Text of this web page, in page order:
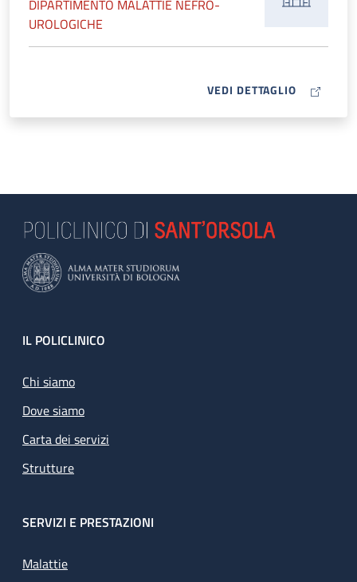
DIPARTIMENTO MALATTIE NEFRO-
UROLOGICHE
VEDI DETTAGLIO MAP ICON
Footer
IL POLICLINICO
Chi siamo
Dove siamo
Carta dei servizi
Strutture
SERVIZI E PRESTAZIONI
Malattie